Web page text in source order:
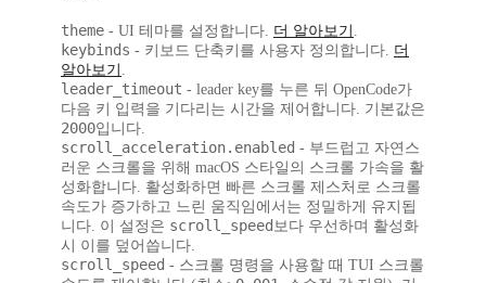
theme - UI 테마를 설정합니다. 더 알아보기 .
keybinds - 키보드 단축키를 사용자 정의합니다. 더
알아보기 .
leader_timeout - leader key를 누른 뒤 OpenCode가
다음 키 입력을 기다리는 시간을 제어합니다. 기본값은
2000입니다.
scroll_acceleration.enabled - 부드럽고 자연스
러운 스크롤을 위해 macOS 스타일의 스크롤 가속을 활
성화합니다. 활성화하면 빠른 스크롤 제스처로 스크롤
속도가 증가하고 느린 움직임에서는 정밀하게 유지됩
니다. 이 설정은 scroll_speed 보다 우선하며 활성화
시 이를 덮어씁니다.
scroll_speed - 스크롤 명령을 사용할 때 TUI 스크롤